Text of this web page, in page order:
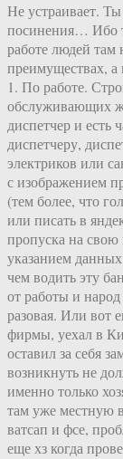
Не устраивает.
посинения… Ибо
работе людей там
преимуществах,
1. По работе.
обслуживающих
диспетчер и есть
диспетчеру,
электриков или
с изображением
(тем более, что
или писать в
пропуска на свою
указанием
чем водить эту
от работы и
разовая. Или вот
фирмы, уехал в
оставил за себя
возникнуть не
именно только
там уже местную
ватсап и фсе,
еще хз когда